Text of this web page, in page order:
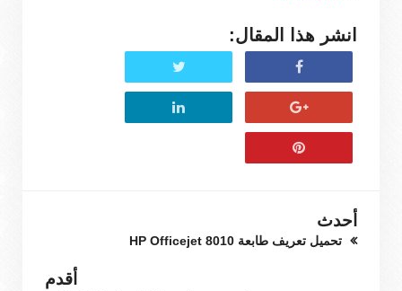
انشر هذا المقال:
أحدث
تحميل تعريف طابعة HP Officejet 8010
أقدم